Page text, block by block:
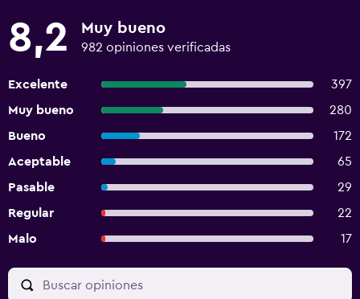
8,2 Muy bueno
982 opiniones verificadas
Excelente
397
Muy bueno
280
Bueno
172
Aceptable
65
Pasable
29
Regular
22
Malo
17